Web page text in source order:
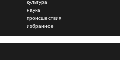
культура
наука
происшествия
избранное